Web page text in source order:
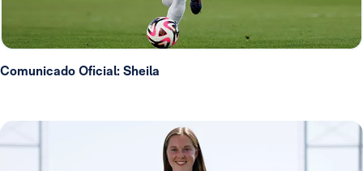
Comunicado Oficial: Sheila